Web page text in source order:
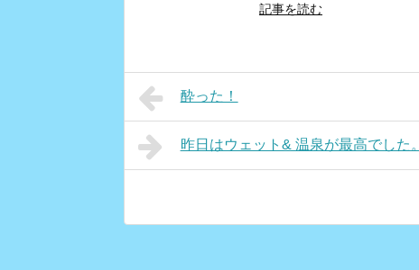
記事を読む
酔った！
昨日はウェット& 温泉が最高でした。